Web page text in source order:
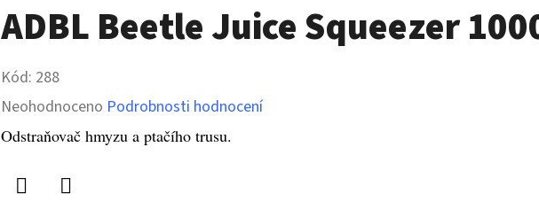
ADBL Beetle Juice Squeezer
Kód: 288
Průměrné
hodnocení
Neohodnoceno Podrobnosti hodnocení
Odstraňovač hmyzu a ptačího trusu.